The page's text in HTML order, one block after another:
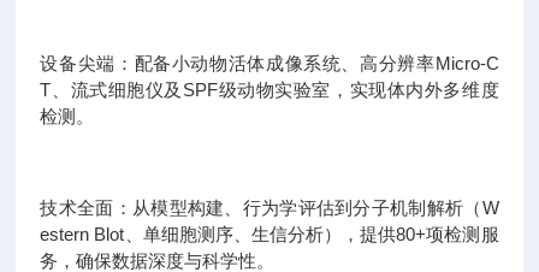
设备尖端：配备小动物活体成像系统、高分辨率Micro-C
T、流式细胞仪及SPF级动物实验室，实现体内外多维度
检测。
技术全面：从模型构建、行为学评估到分子机制解析（W
estern Blot、单细胞测序、生信分析），提供80+项检测服
务，确保数据深度与科学性。